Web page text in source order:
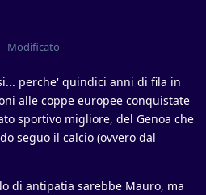
Modificato
perche' quindici anni di fila in
alle coppe europee conquistate
sportivo migliore, del Genoa che
seguo il calcio (ovvero dal
di antipatia sarebbe Mauro, ma